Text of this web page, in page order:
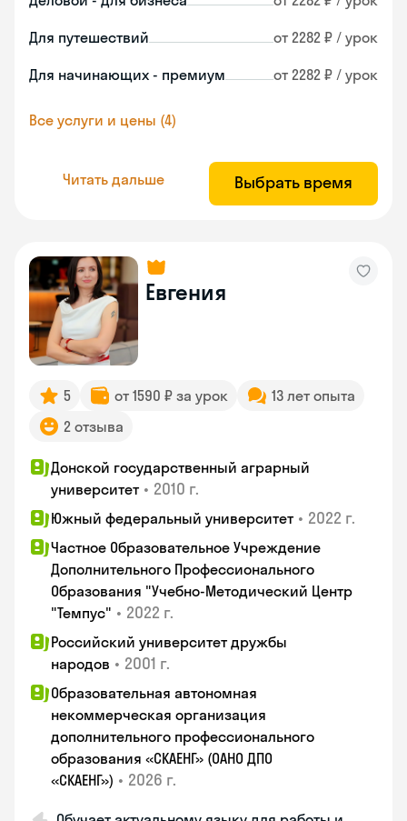
Для путешествий от 2282 ₽ / урок
Для начинающих - премиум от 2282 ₽ / урок
Все услуги и цены (4)
Читать дальше Выбрать время
Евгения
5 от 1590 ₽ за урок
13 лет опыта
2 отзыва
Донской государственный аграрный
университет • 2010 г.
Южный федеральный университет • 2022 г.
Частное Образовательное Учреждение
Дополнительного Профессионального
Образования "Учебно-Методический Центр
"Темпус" • 2022 г.
Российский университет дружбы
народов • 2001 г.
Образовательная автономная
некоммерческая организация
дополнительного профессионального
образования «СКАЕНГ» (ОАНО ДПО
«СКАЕНГ») • 2026 г.